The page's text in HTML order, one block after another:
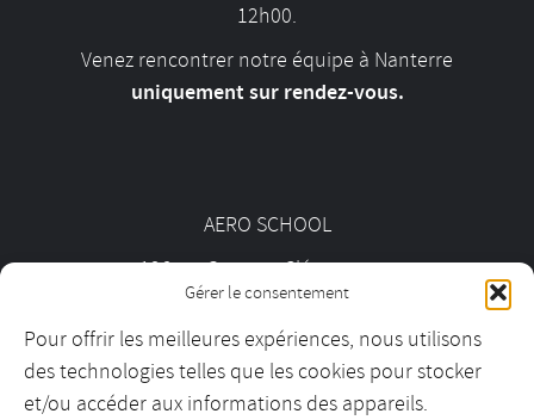
Gérer le consentement
Pour offrir les meilleures expériences, nous utilisons
des technologies telles que les cookies pour stocker
et/ou accéder aux informations des appareils.
12h00.
Venez rencontrer notre équipe à Nanterre
uniquement sur rendez-vous.
AERO SCHOOL
126 av. Georges Clémenceau
01 55 69 19 30